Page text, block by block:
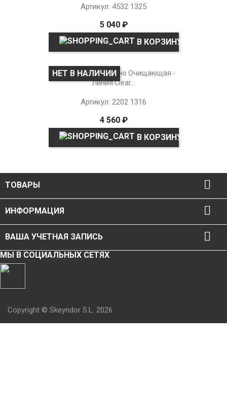
Артикул: 4532 1325
5 040 ₽
В КОРЗИНУ
Пенка Исключительно Очищающая -
Линия Clear...
Артикул: 2202 1316
4 560 ₽
В КОРЗИНУ
НЕТ В НАЛИЧИИ
ТОВАРЫ 
ИНФОРМАЦИЯ 
ВАША УЧЕТНАЯ ЗАПИСЬ 
МЫ В СОЦИАЛЬНЫХ СЕТЯХ
Copyright © Skeyndor S.L. 2026